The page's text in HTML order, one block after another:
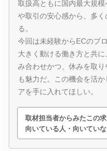
取扱高ともに国内最大規
や取引の安心感から、多
る。
今回は未経験からECのプ
大きく動ける働き方と共
み合わせかつ、休みを取
も魅力だ。この機会を活
アを手に入れてほしい。
取材担当者からみたこの
向いている人・向いてい